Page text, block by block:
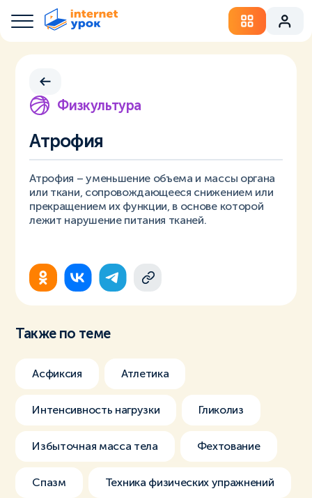
Физкультура
Атрофия
Атрофия – уменьшение объема и массы органа
или ткани, сопровождающееся снижением или
прекращением их функции, в основе которой
лежит нарушение питания тканей.
Также по теме
Асфиксия Атлетика
Интенсивность нагрузки Гликолиз
Избыточная масса тела Фехтование
Спазм Техника физических упражнений